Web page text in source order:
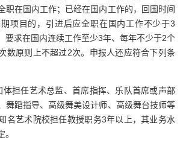
职在国内工作；已经在国内工作的，回国时间
项目的，引进后应全职在国内工作不少于3
要求在国内连续工作至少3年、每年不少于2个
数原则上不超过2次。申报人还应符合下列条
体担任艺术总监、首席指挥、乐队首席或声部
舞蹈指导、高级舞美设计师、高级舞台技师等
名艺术院校担任教授职务3年以上，其业务水